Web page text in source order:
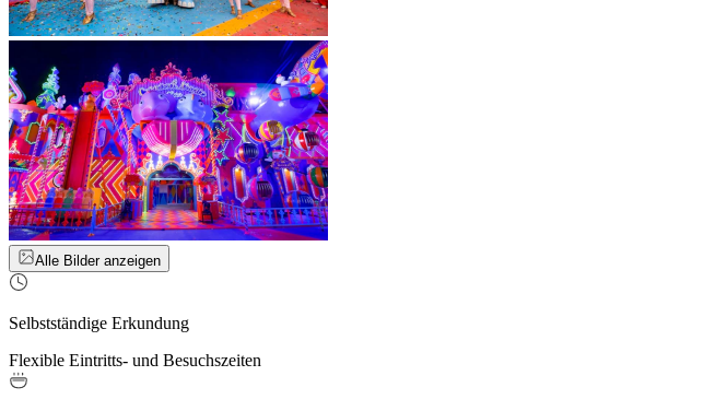
Alle Bilder anzeigen
Selbstständige Erkundung
Flexible Eintritts- und Besuchszeiten